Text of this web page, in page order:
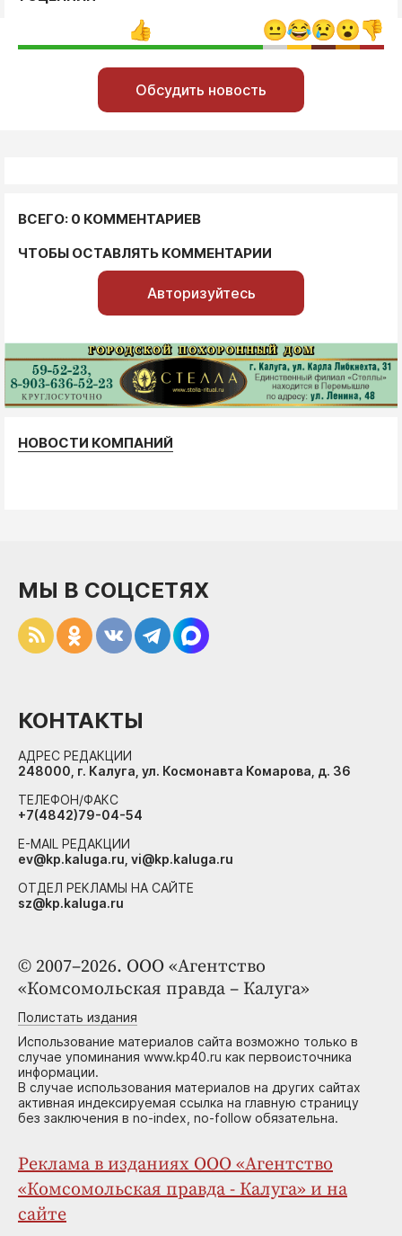
Обсудить новость
ВСЕГО: 0 КОММЕНТАРИЕВ
ЧТОБЫ ОСТАВЛЯТЬ КОММЕНТАРИИ
Авторизуйтесь
НОВОСТИ КОМПАНИЙ
© 2007–2026. ООО «Агентство
«Комсомольская правда – Калуга»
Полистать издания
Использование материалов сайта возможно только в
случае упоминания www.kp40.ru как первоисточника
информации.
В случае использования материалов на других сайтах
активная индексируемая ссылка на главную страницу
без заключения в no-index, no-follow обязательна.
Реклама в изданиях ООО «Агентство
«Комсомольская правда - Калуга» и на
сайте
МЫ В СОЦСЕТЯХ
КОНТАКТЫ
АДРЕС РЕДАКЦИИ
248000, г. Калуга, ул. Космонавта Комарова, д. 36
ТЕЛЕФОН/ФАКС
+7(4842)79-04-54
E-MAIL РЕДАКЦИИ
ev@kp.kaluga.ru, vi@kp.kaluga.ru
ОТДЕЛ РЕКЛАМЫ НА САЙТЕ
sz@kp.kaluga.ru